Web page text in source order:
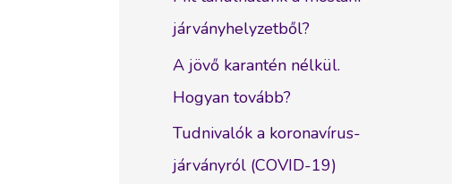
járványhelyzetből?
A jövő karantén nélkül.
Hogyan tovább?
Tudnivalók a koronavírus-
járványról (COVID-19)